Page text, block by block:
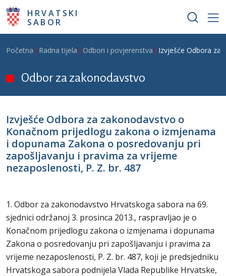
Skoči na glavni sadržaj
HRVATSKI
SABOR
Breadcrumb
Početna Radna tijela Odbori i povjerenstva Izvješće Odbora za
Odbor za zakonodavstvo
Izvješće Odbora za zakonodavstvo o
Konačnom prijedlogu zakona o izmjenama
i dopunama Zakona o posredovanju pri
zapošljavanju i pravima za vrijeme
nezaposlenosti, P. Z. br. 487
1. Odbor za zakonodavstvo Hrvatskoga sabora na 69.
sjednici održanoj 3. prosinca 2013., raspravljao je o
Konačnom prijedlogu zakona o izmjenama i dopunama
Zakona o posredovanju pri zapošljavanju i pravima za
vrijeme nezaposlenosti, P. Z. br. 487, koji je predsjedniku
Hrvatskoga sabora podnijela Vlada Republike Hrvatske,